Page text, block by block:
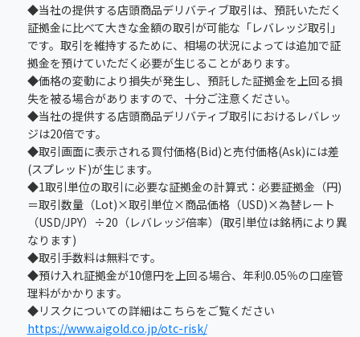
◆当社の提供する店頭商品デリバティブ取引は、預託いただく
証拠金に比べて大きな金額の取引が可能な「レバレッジ取引」
です。取引を維持するために、相場の状況によっては追加で証
拠金を預けていただく必要が生じることがあります。
◆価格の変動により損失が発生し、預託した証拠金を上回る損
失を被る場合がありますので、十分ご注意ください。
◆当社の提供する店頭商品デリバティブ取引におけるレバレッ
ジは20倍です。
◆取引画面に表示される買付価格(Bid)と売付価格(Ask)には差
(スプレッド)が生じます。
◆1取引単位の取引に必要な証拠金の計算式：必要証拠金（円)
＝取引数量（Lot)×取引単位×商品価格（USD)×為替レート
（USD/JPY）÷20（レバレッジ倍率）(取引単位は銘柄により異
なります)
◆取引手数料は無料です。
◆預け入れ証拠金が10億円を上回る場合、年利0.05％の口座管
理料がかかります。
◆リスクについての詳細はこちらをご覧ください
https://www.aigold.co.jp/otc-risk/